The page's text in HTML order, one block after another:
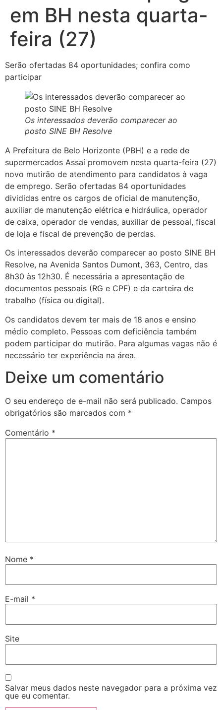
em BH nesta quarta-
feira (27)
Serão ofertadas 84 oportunidades; confira como
participar
Os interessados deverão comparecer ao
posto SINE BH Resolve
A Prefeitura de Belo Horizonte (PBH) e a rede de
supermercados Assaí promovem nesta quarta-feira (27)
novo mutirão de atendimento para candidatos à vaga
de emprego. Serão ofertadas 84 oportunidades
divididas entre os cargos de oficial de manutenção,
auxiliar de manutenção elétrica e hidráulica, operador
de caixa, operador de vendas, auxiliar de pessoal, fiscal
de loja e fiscal de prevenção de perdas.
Os interessados deverão comparecer ao posto SINE BH
Resolve, na Avenida Santos Dumont, 363, Centro, das
8h30 às 12h30. É necessária a apresentação de
documentos pessoais (RG e CPF) e da carteira de
trabalho (física ou digital).
Os candidatos devem ter mais de 18 anos e ensino
médio completo. Pessoas com deficiência também
podem participar do mutirão. Para algumas vagas não é
necessário ter experiência na área.
Deixe um comentário
O seu endereço de e-mail não será publicado. Campos
obrigatórios são marcados com *
Comentário *
Nome *
E-mail *
Site
Salvar meus dados neste navegador para a próxima vez
que eu comentar.